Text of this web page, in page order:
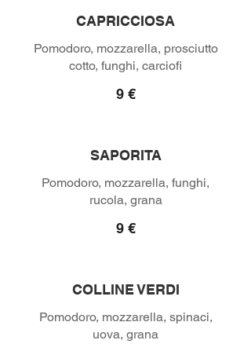
CAPRICCIOSA
Pomodoro, mozzarella, prosciutto
9 €
SAPORITA
Pomodoro, mozzarella, funghi,
rucola, grana
9 €
COLLINE VERDI
Pomodoro, mozzarella, spinaci,
uova, grana